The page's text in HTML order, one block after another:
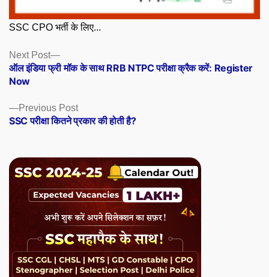
SSC CPO भर्ती के लिए...
Posts
navigation
Previous PostPrevious
post:
SSC परीक्षा कितने प्रकार की होती है?
Next Post
Next
post:
ऑल इंडिया फ्री मॉक के साथ RRB NTPC परीक्षा क्रैक करें: Register
Now